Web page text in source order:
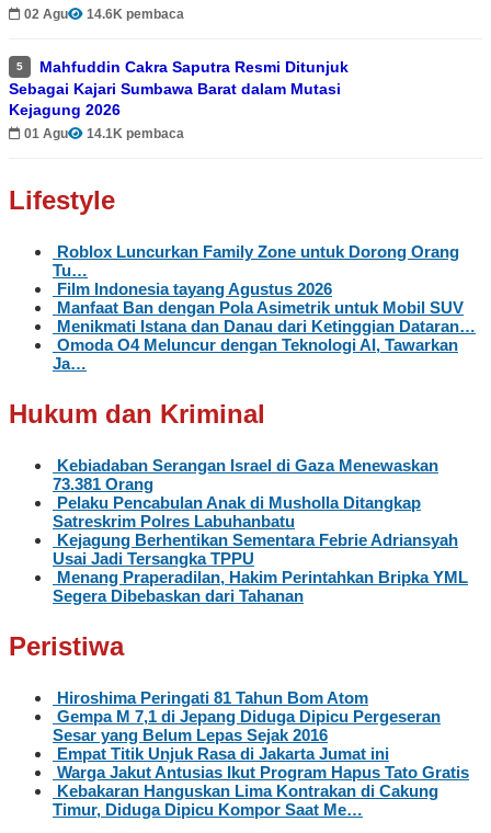
02 Agu 14.6K pembaca
5
Mahfuddin Cakra Saputra Resmi Ditunjuk
Sebagai Kajari Sumbawa Barat dalam Mutasi
Kejagung 2026
01 Agu 14.1K pembaca
Lifestyle
Roblox Luncurkan Family Zone untuk Dorong Orang
Tu…
Film Indonesia tayang Agustus 2026
Manfaat Ban dengan Pola Asimetrik untuk Mobil SUV
Menikmati Istana dan Danau dari Ketinggian Dataran…
Omoda O4 Meluncur dengan Teknologi AI, Tawarkan
Ja…
Hukum dan Kriminal
Kebiadaban Serangan Israel di Gaza Menewaskan
73.381 Orang
Pelaku Pencabulan Anak di Musholla Ditangkap
Satreskrim Polres Labuhanbatu
Kejagung Berhentikan Sementara Febrie Adriansyah
Usai Jadi Tersangka TPPU
Menang Praperadilan, Hakim Perintahkan Bripka YML
Segera Dibebaskan dari Tahanan
Peristiwa
Hiroshima Peringati 81 Tahun Bom Atom
Gempa M 7,1 di Jepang Diduga Dipicu Pergeseran
Sesar yang Belum Lepas Sejak 2016
Empat Titik Unjuk Rasa di Jakarta Jumat ini
Warga Jakut Antusias Ikut Program Hapus Tato Gratis
Kebakaran Hanguskan Lima Kontrakan di Cakung
Timur, Diduga Dipicu Kompor Saat Me…